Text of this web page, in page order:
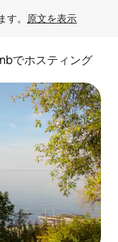
。 原文を表示
でホスティング